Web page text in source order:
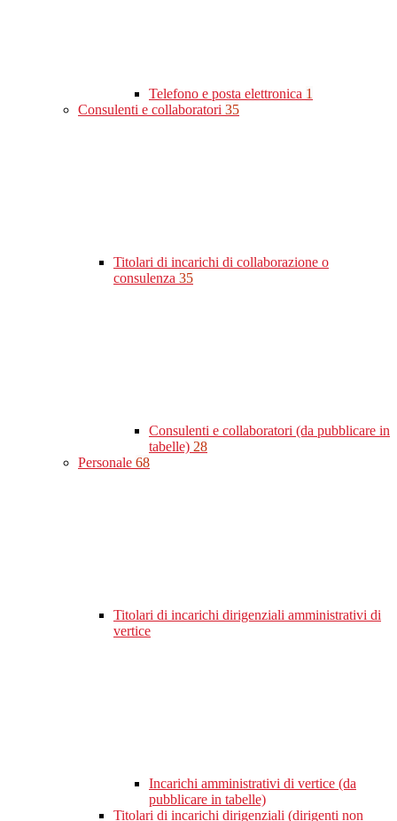
Telefono e posta elettronica 1
Consulenti e collaboratori 35
Titolari di incarichi di collaborazione o
consulenza 35
Consulenti e collaboratori (da pubblicare in
tabelle) 28
Personale 68
Titolari di incarichi dirigenziali amministrativi di
vertice
Incarichi amministrativi di vertice (da
pubblicare in tabelle)
Titolari di incarichi dirigenziali (dirigenti non